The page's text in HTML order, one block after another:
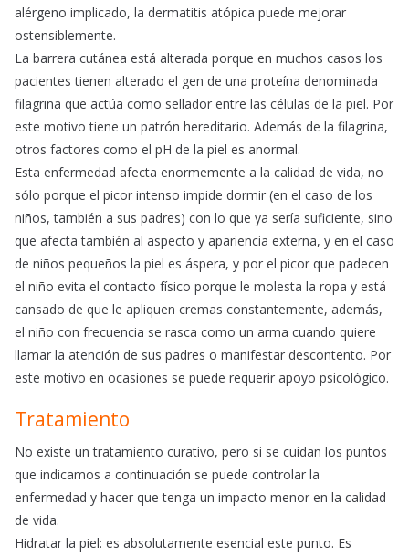
alérgeno implicado, la dermatitis atópica puede mejorar
ostensiblemente.
La barrera cutánea está alterada porque en muchos casos los
pacientes tienen alterado el gen de una proteína denominada
filagrina que actúa como sellador entre las células de la piel. Por
este motivo tiene un patrón hereditario. Además de la filagrina,
otros factores como el pH de la piel es anormal.
Esta enfermedad afecta enormemente a la calidad de vida, no
sólo porque el picor intenso impide dormir (en el caso de los
niños, también a sus padres) con lo que ya sería suficiente, sino
que afecta también al aspecto y apariencia externa, y en el caso
de niños pequeños la piel es áspera, y por el picor que padecen
el niño evita el contacto físico porque le molesta la ropa y está
cansado de que le apliquen cremas constantemente, además,
el niño con frecuencia se rasca como un arma cuando quiere
llamar la atención de sus padres o manifestar descontento. Por
este motivo en ocasiones se puede requerir apoyo psicológico.
Tratamiento
No existe un tratamiento curativo, pero si se cuidan los puntos
que indicamos a continuación se puede controlar la
enfermedad y hacer que tenga un impacto menor en la calidad
de vida.
Hidratar la piel: es absolutamente esencial este punto. Es